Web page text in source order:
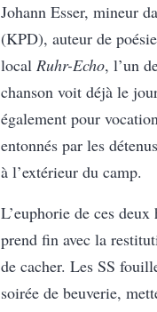
Johann Esser, mineur
(KPD), auteur de
local Ruhr-Echo, l’un
chanson voit déjà le
également pour
entonnés par les
à l’extérieur du camp.
L’euphorie de ces
prend fin avec la
de cacher. Les SS
soirée de beuverie,